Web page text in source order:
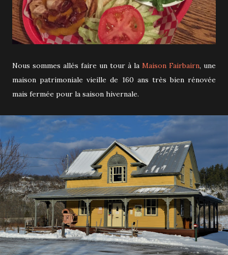
Nous sommes allés faire un tour à la Maison Fairbairn, une
maison patrimoniale vieille de 160 ans très bien rénovée
mais fermée pour la saison hivernale.